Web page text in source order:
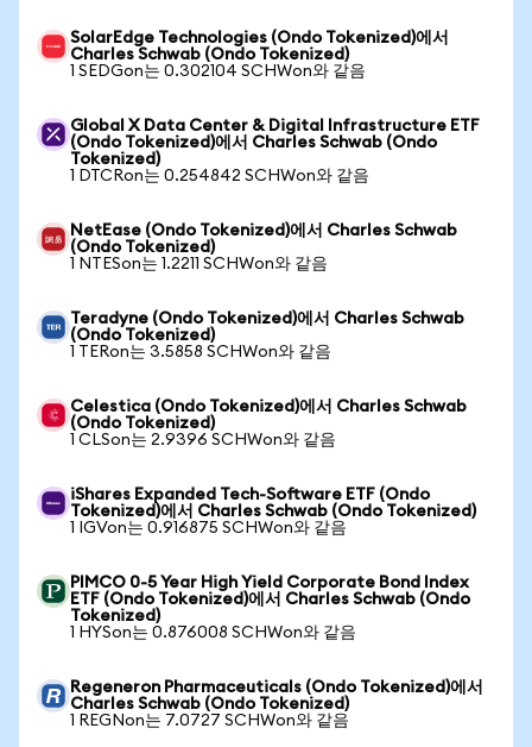
SolarEdge Technologies (Ondo Tokenized)에서
Charles Schwab (Ondo Tokenized)
1 SEDGon는 0.302104 SCHWon와 같음
Global X Data Center & Digital Infrastructure ETF
(Ondo Tokenized)에서 Charles Schwab (Ondo
Tokenized)
1 DTCRon는 0.254842 SCHWon와 같음
NetEase (Ondo Tokenized)에서 Charles Schwab
(Ondo Tokenized)
1 NTESon는 1.2211 SCHWon와 같음
Teradyne (Ondo Tokenized)에서 Charles Schwab
(Ondo Tokenized)
1 TERon는 3.5858 SCHWon와 같음
Celestica (Ondo Tokenized)에서 Charles Schwab
(Ondo Tokenized)
1 CLSon는 2.9396 SCHWon와 같음
iShares Expanded Tech-Software ETF (Ondo
Tokenized)에서 Charles Schwab (Ondo Tokenized)
1 IGVon는 0.916875 SCHWon와 같음
PIMCO 0-5 Year High Yield Corporate Bond Index
ETF (Ondo Tokenized)에서 Charles Schwab (Ondo
Tokenized)
1 HYSon는 0.876008 SCHWon와 같음
Regeneron Pharmaceuticals (Ondo Tokenized)에서
Charles Schwab (Ondo Tokenized)
1 REGNon는 7.0727 SCHWon와 같음